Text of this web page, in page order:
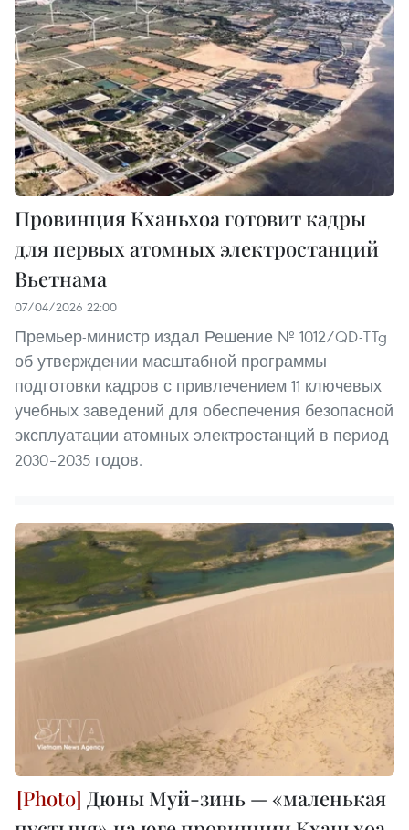
Провинция Кханьхоа готовит кадры
для первых атомных электростанций
Вьетнама
07/04/2026 22:00
Премьер-министр издал Решение № 1012/QD-TTg
об утверждении масштабной программы
подготовки кадров с привлечением 11 ключевых
учебных заведений для обеспечения безопасной
эксплуатации атомных электростанций в период
2030–2035 годов.
Дюны Муй-зинь — «маленькая